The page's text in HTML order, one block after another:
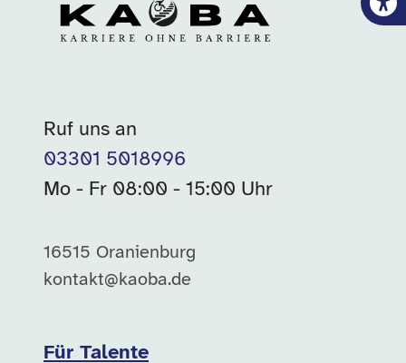
Ruf uns an
03301 5018996
Mo - Fr 08:00 - 15:00 Uhr
16515 Oranienburg
kontakt@kaoba.de
Für Talente